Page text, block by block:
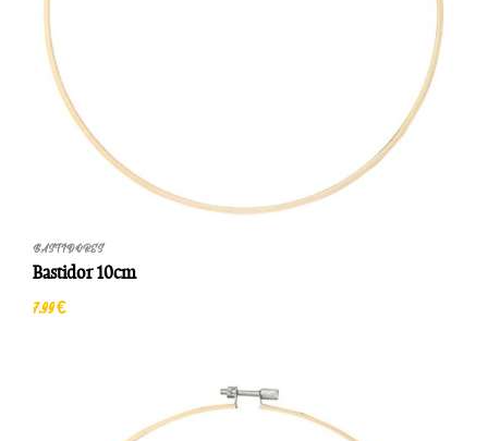
BASTIDORES
Bastidor 10cm
7,99 €